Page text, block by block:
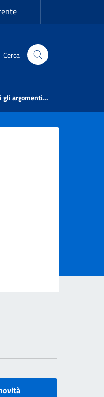
Cerca
gli argomenti...